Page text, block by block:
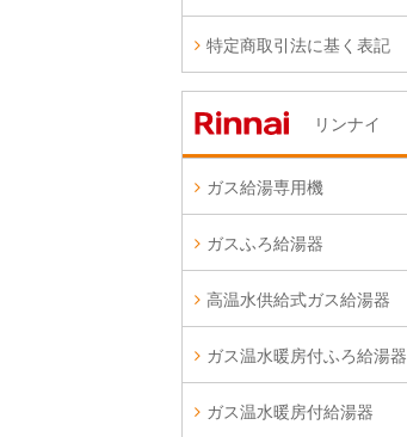
特定商取引法に基く表記
リンナイ
ガス給湯専用機
ガスふろ給湯器
高温水供給式ガス給湯器
ガス温水暖房付ふろ給湯器
ガス温水暖房付給湯器